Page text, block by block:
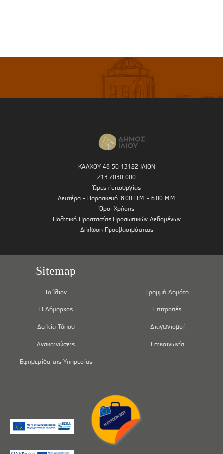
ΚΑΛΧΟΥ 48-50 13122 ΙΛΙΟΝ
213 2030 000
Ώρες λειτουργίας
Δευτέρα - Παρασκευή: 8.00 Π.Μ. - 6.00 Μ.Μ.
Όροι Χρήσης
Πολιτική Προστασίας Προσωπικών Δεδομένων
Δήλωση Προσβασιμότητας
Sitemap
Το Ίλιον
Η Δήμαρχος
Δελτία Τύπου
Ανακοινώσεις
Εφημερίδα της Υπηρεσίας
Γραμμή Δημότη
Επιτροπές
Διαγωνισμοί
Επικοινωνία